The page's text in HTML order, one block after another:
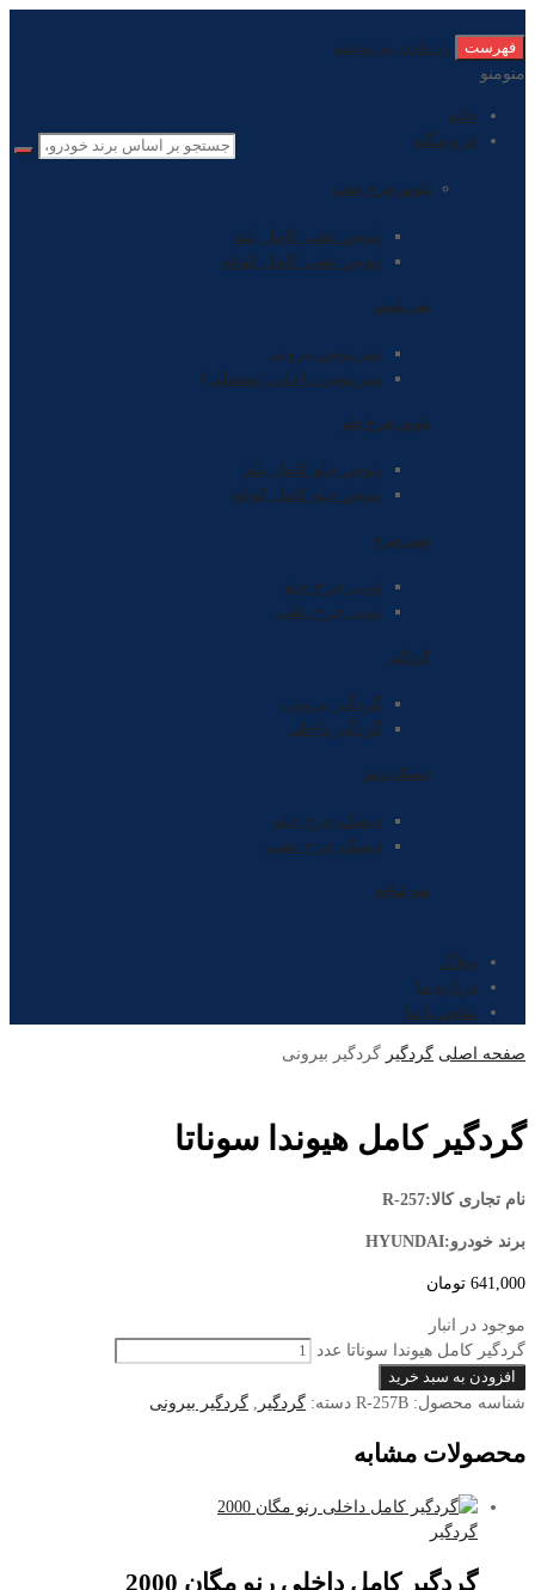
فهرست
رد دادن به نوشته
منومنو
خانه
فروشگاه
پلوس چرخ عقب
پلوس عقب کامل بلند
پلوس عقب کامل کوتاه
سر پلوس
سرپلوس بیرونی
سرپلوس داخلی (مشعلی)
پلوس چرخ جلو
پلوس جلو کامل بلند
پلوس جلو کامل کوتاه
توپی چرخ
توپی چرخ جلو
توپی چرخ عقب
گردگیر
گردگیر بیرونی
گردگیر داخلی
دیسک ترمز
دیسک چرخ جلو
دیسک چرخ عقب
سه شاخه
وبلاگ
درباره ما
تماس با ما
صفحه اصلی گردگیر گردگیر بیرونی
گردگیر کامل هیوندا سوناتا
نام تجاری کالا:R-257
برند خودرو:HYUNDAI
641,000 تومان
موجود در انبار
گردگیر کامل هیوندا سوناتا عدد
افزودن به سبد خرید
شناسه محصول: R-257B دسته: گردگیر گردگیر بیرونی
محصولات مشابه
گردگیر
گردگیر کامل داخلی رنو مگان 2000